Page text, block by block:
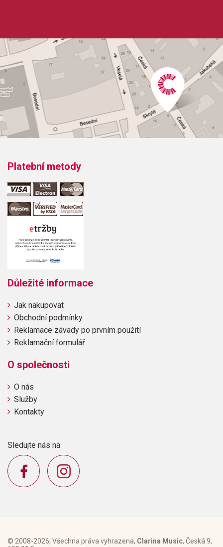
Platební metody
Důležité informace
Jak nakupovat
Obchodní podmínky
Reklamace závady po prvním použití
Reklamační formulář
O společnosti
O nás
Služby
Kontakty
Sledujte nás na
© 2008-2026, Všechna práva vyhrazena, Clarina Music, Česká 9,